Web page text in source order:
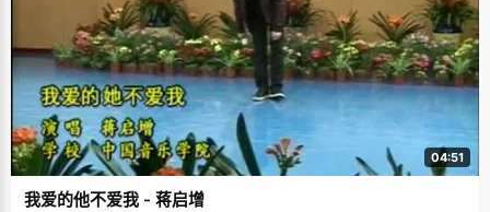
04:51
我爱的他不爱我 - 蒋启增